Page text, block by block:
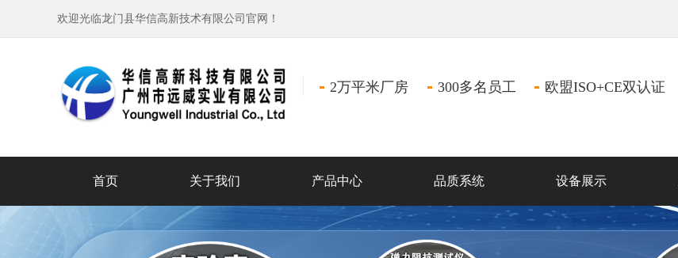
欢迎光临龙门县华信高新技术有限公司官网！
2万平米厂房 300多名员工 欧盟ISO+CE双认证
首页 关于我们 产品中心 品质系统 设备展示